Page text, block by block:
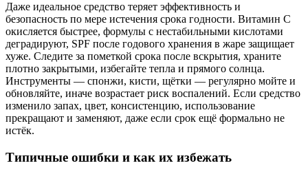
Даже идеальное средство теряет эффективность и
безопасность по мере истечения срока годности. Витамин C
окисляется быстрее, формулы с нестабильными кислотами
деградируют, SPF после годового хранения в жаре защищает
хуже. Следите за пометкой срока после вскрытия, храните
плотно закрытыми, избегайте тепла и прямого солнца.
Инструменты — спонжи, кисти, щётки — регулярно мойте и
обновляйте, иначе возрастает риск воспалений. Если средство
изменило запах, цвет, консистенцию, использование
прекращают и заменяют, даже если срок ещё формально не
истёк.
Типичные ошибки и как их избежать